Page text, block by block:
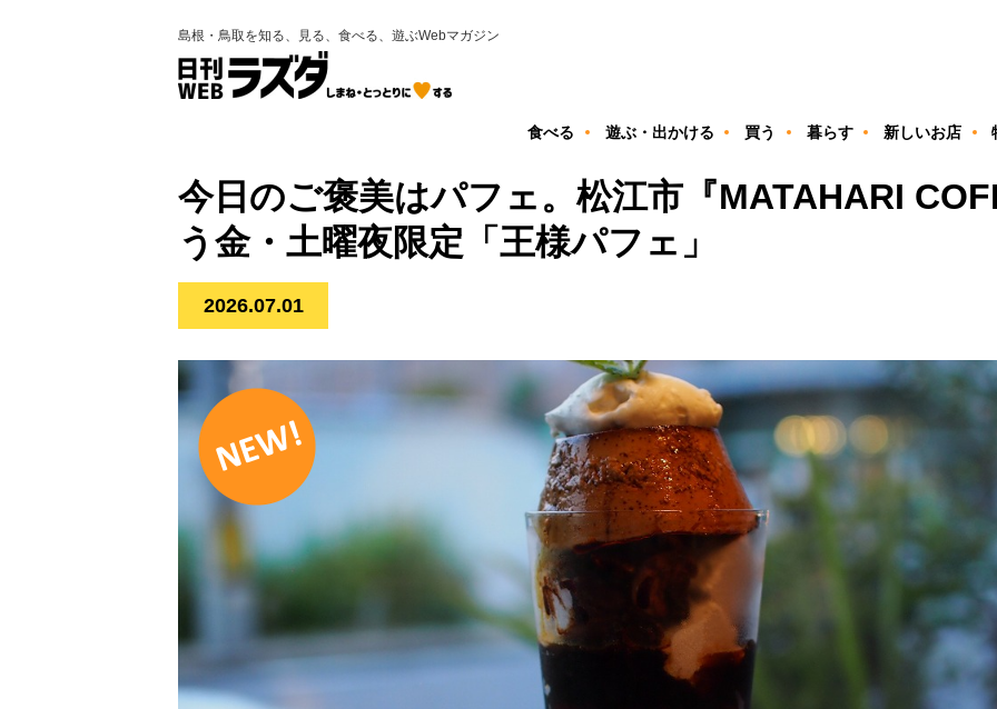
島根・鳥取を知る、見る、食べる、遊ぶWebマガジン
食べる 遊ぶ・出かける 買う 暮らす 新しいお店
今日のご褒美はパフェ。松江市『MATAHARI
う金・土曜夜限定「王様パフェ」
2026.07.01